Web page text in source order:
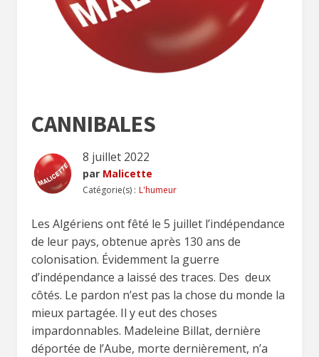
CANNIBALES
8 juillet 2022
par Malicette
Catégorie(s) : L'humeur
Les Algériens ont fêté le 5 juillet l’indépendance
de leur pays, obtenue après 130 ans de
colonisation. Évidemment la guerre
d’indépendance a laissé des traces. Des deux
côtés. Le pardon n’est pas la chose du monde la
mieux partagée. Il y eut des choses
impardonnables. Madeleine Billat, dernière
déportée de l’Aube, morte dernièrement, n’a